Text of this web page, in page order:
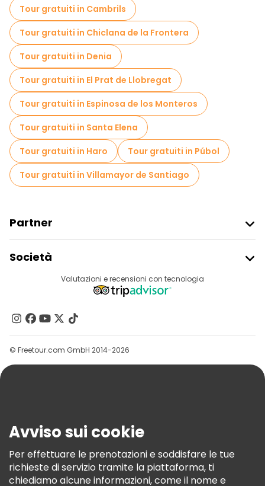
Tour gratuiti in Cambrils
Tour gratuiti in Chiclana de la Frontera
Tour gratuiti in Denia
Tour gratuiti in El Prat de Llobregat
Tour gratuiti in Espinosa de los Monteros
Tour gratuiti in Santa Elena
Tour gratuiti in Haro
Tour gratuiti in Púbol
Tour gratuiti in Villamayor de Santiago
Partner
Accesso Del Fornitore
Programma Di Affiliazione
Società
Destinazioni
Contattaci
Gruppi
Aiuto
Termini E Condizioni
Informativa Sui Cookie
Freetour Premi
Valutazioni e recensioni con tecnologia
© Freetour.com GmbH 2014-2026
Avviso sui cookie
Per effettuare le prenotazioni e soddisfare le tue
richieste di servizio tramite la piattaforma, ti
chiediamo alcune informazioni, come il nome e